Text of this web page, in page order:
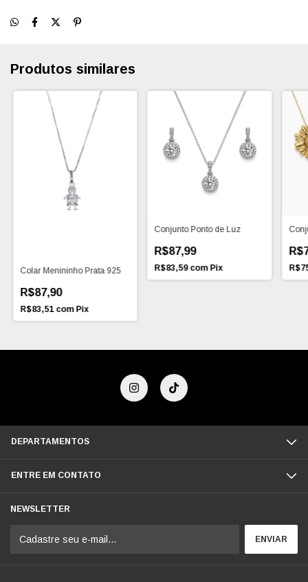
Produtos similares
Colar Menininho Prata 925
R$87,90
R$83,51 com Pix
Conjunto Ponto de Luz
R$87,99
R$83,59 com Pix
DEPARTAMENTOS
ENTRE EM CONTATO
NEWSLETTER